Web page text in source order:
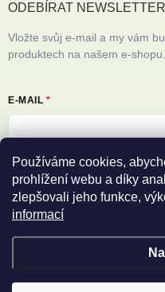
Používáme cookies,
prohlížení webu a díky
zlepšovali jeho funkce,
informací
ODEBÍRAT NEWSLETTER
Vložte svůj e-mail a my vám
produktech na našem e-shopu.
E-MAIL
Vložením e-mailu souhlasíte s
Přihlásit se